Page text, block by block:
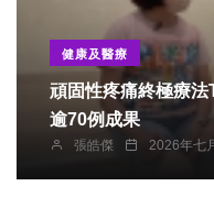
健康及醫療
頑固性疼痛終極療法TAME 中醫大市
逾70例成果
張皓傑 2026年七